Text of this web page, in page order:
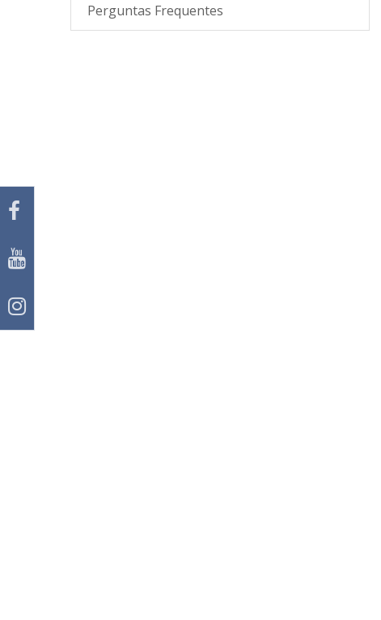
Perguntas Frequentes